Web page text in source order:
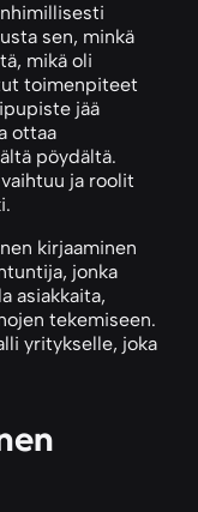
sen, minkä
mikä oli
toimenpiteet
jää
ottaa
pöydältä.
ja roolit
kirjaaminen
jonka
asiakkaita,
tekemiseen.
yritykselle, joka